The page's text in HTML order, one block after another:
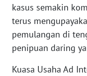
kasus semakin
terus
pemulangan di
penipuan daring
Kuasa Usaha Ad
WN
BANTEN
WN